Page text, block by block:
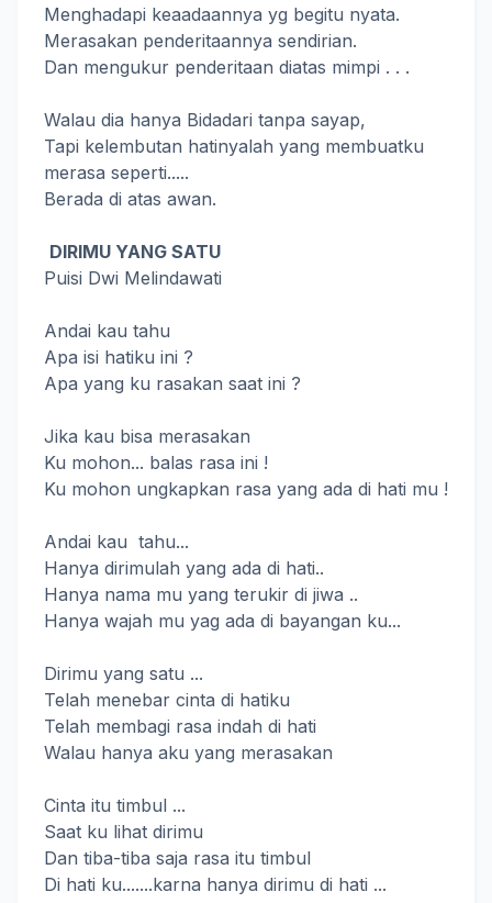
Menghadapi keaadaannya yg begitu nyata.
Merasakan penderitaannya sendirian.
Dan mengukur penderitaan diatas mimpi . . .
Walau dia hanya Bidadari tanpa sayap,
Tapi kelembutan hatinyalah yang membuatku
merasa seperti.....
Berada di atas awan.
DIRIMU YANG SATU
Puisi Dwi Melindawati
Andai kau tahu
Apa isi hatiku ini ?
Apa yang ku rasakan saat ini ?
Jika kau bisa merasakan
Ku mohon... balas rasa ini !
Ku mohon ungkapkan rasa yang ada di hati mu !
Andai kau tahu...
Hanya dirimulah yang ada di hati..
Hanya nama mu yang terukir di jiwa ..
Hanya wajah mu yag ada di bayangan ku...
Dirimu yang satu ...
Telah menebar cinta di hatiku
Telah membagi rasa indah di hati
Walau hanya aku yang merasakan
Cinta itu timbul ...
Saat ku lihat dirimu
Dan tiba-tiba saja rasa itu timbul
Di hati ku.......karna hanya dirimu di hati ...